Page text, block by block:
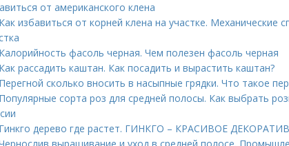
от американского клена
Как избавиться от корней клена на участке. Механические
Калорийность фасоль черная. Чем полезен фасоль черная
Как рассадить каштан. Как посадить и вырастить каштан?
Перегной сколько вносить в насыпные грядки. Что такое
Популярные сорта роз для средней полосы. Как выбрать
Гинкго дерево где растет. ГИНКГО – КРАСИВОЕ